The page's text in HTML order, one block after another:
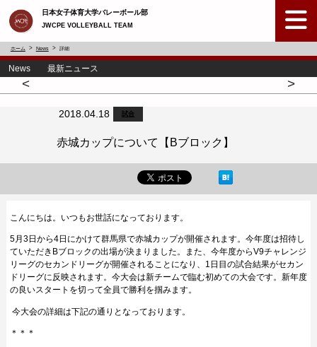
日本女子体育大学バレーボール部
JWCPE VOLLEYBALL TEAM
ホーム News 詳細
News 最新ニュース
< >
2018.04.18 試合
赤城カップについて【Bブロック】
こんにちは。いつもお世話になっております。
5月3日から4日にかけて群馬県で赤城カップが開催されます。今年度は招待し
ていただきBブロックの出場が決まりました。また、今年度からV9チャレンジ
リーグのセカンドリーグが開催されることになり、1日目の試合結果がセカン
ドリーグに反映されます。今大会は新チームで臨む初めての大会です。新年度
の良いスタートを切って全員で勝利を掴みます。
今大会の詳細は下記の通りとなっております。
＊＊＊